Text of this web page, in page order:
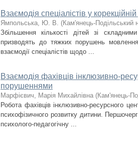
Взаємодія спеціалістів у
Ямпольська, Ю. В. (Кам'янець-Подільський
Збільшення кількості дітей зі
призводять до тяжких порушень
взаємодії спеціалістів щодо ...
Взаємодія фахівців інклюзивно-
порушеннями
Марфієвич, Марія Михайлівна (Кам'янець-
Робота фахівців інклюзивно-ресурсного
психофізичного розвитку дитини.
психолого-педагогічну ...